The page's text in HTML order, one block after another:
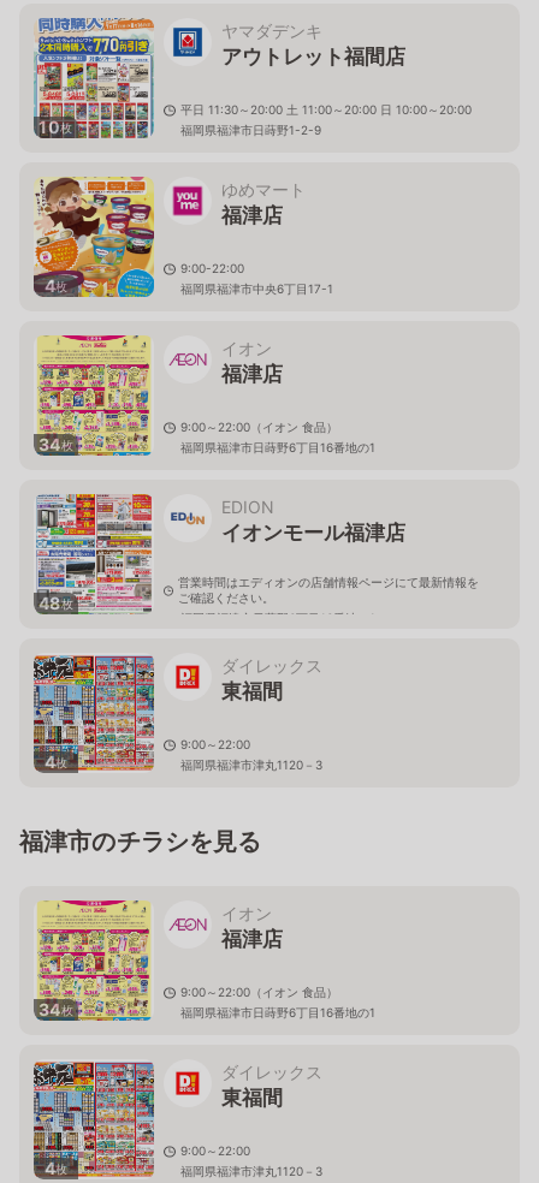
10枚
ヤマダデンキ
アウトレット福間店
平日 11:30～20:00 土 11:00～20:00 日 10:00～20:00
福岡県福津市日蒔野1-2-9
4枚
ゆめマート
福津店
9:00-22:00
福岡県福津市中央6丁目17-1
34枚
イオン
福津店
9:00～22:00（イオン 食品）
福岡県福津市日蒔野6丁目16番地の1
48枚
EDION
イオンモール福津店
営業時間はエディオンの店舗情報ページにて最新情報を
ご確認ください。
福岡県福津市日蒔野6丁目16番地の1
4枚
ダイレックス
東福間
9:00～22:00
福岡県福津市津丸1120－3
福津市のチラシを見る
34枚
イオン
福津店
9:00～22:00（イオン 食品）
福岡県福津市日蒔野6丁目16番地の1
4枚
ダイレックス
東福間
9:00～22:00
福岡県福津市津丸1120－3